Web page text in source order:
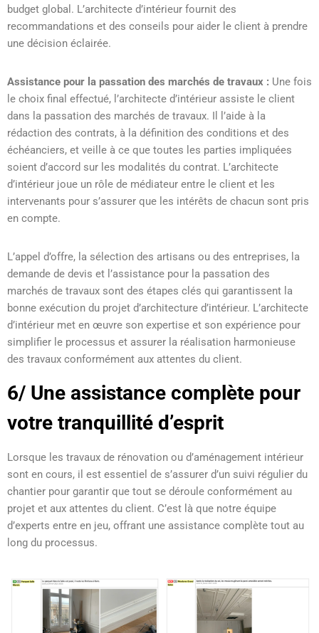
budget global. L’architecte d’intérieur fournit des
recommandations et des conseils pour aider le client à prendre
une décision éclairée.
Assistance pour la passation des marchés de travaux : Une fois
le choix final effectué, l’architecte d’intérieur assiste le client
dans la passation des marchés de travaux. Il l’aide à la
rédaction des contrats, à la définition des conditions et des
échéanciers, et veille à ce que toutes les parties impliquées
soient d’accord sur les modalités du contrat. L’architecte
d’intérieur joue un rôle de médiateur entre le client et les
intervenants pour s’assurer que les intérêts de chacun sont pris
en compte.
L’appel d’offre, la sélection des artisans ou des entreprises, la
demande de devis et l’assistance pour la passation des
marchés de travaux sont des étapes clés qui garantissent la
bonne exécution du projet d’architecture d’intérieur. L’architecte
d’intérieur met en œuvre son expertise et son expérience pour
simplifier le processus et assurer la réalisation harmonieuse
des travaux conformément aux attentes du client.
6/ Une assistance complète pour
votre tranquillité d’esprit
Lorsque les travaux de rénovation ou d’aménagement intérieur
sont en cours, il est essentiel de s’assurer d’un suivi régulier du
chantier pour garantir que tout se déroule conformément au
projet et aux attentes du client. C’est là que notre équipe
d’experts entre en jeu, offrant une assistance complète tout au
long du processus.